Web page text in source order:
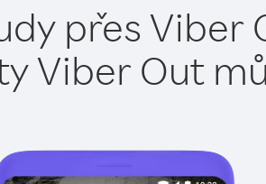
přes Viber
Viber Out